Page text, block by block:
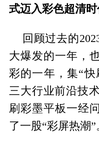
式迈入彩色超清
回顾过去的
大爆发的一年，
彩的一年，集“快
三大行业前沿技
刷彩墨平板一经
了一股“彩屏热潮”